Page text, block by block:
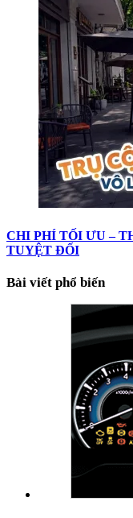
CHI PHÍ TỐI ƯU –
TUYỆT ĐỐI
Bài viết phổ biến